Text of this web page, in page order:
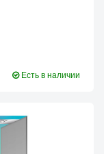
Есть в наличии